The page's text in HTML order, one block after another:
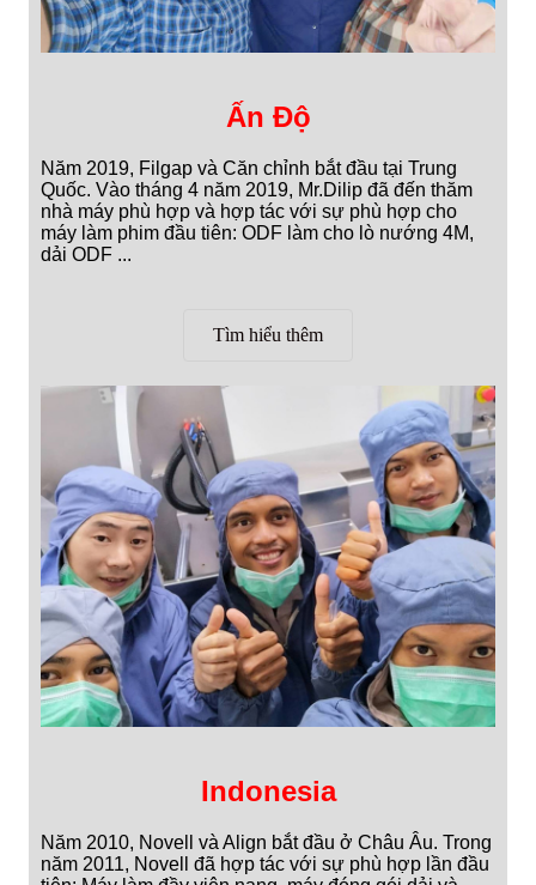
Ấn Độ
Năm 2019, Filgap và Căn chỉnh bắt đầu tại Trung
Quốc. Vào tháng 4 năm 2019, Mr.Dilip đã đến thăm
nhà máy phù hợp và hợp tác với sự phù hợp cho
máy làm phim đầu tiên: ODF làm cho lò nướng 4M,
dải ODF ...
Tìm hiểu thêm
Indonesia
Năm 2010, Novell và Align bắt đầu ở Châu Âu. Trong
năm 2011, Novell đã hợp tác với sự phù hợp lần đầu